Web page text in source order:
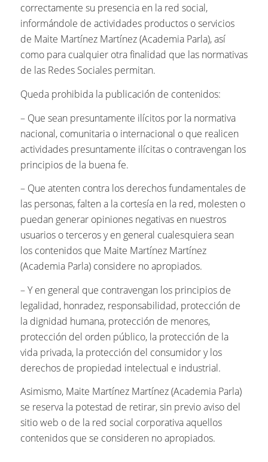
correctamente su presencia en la red social,
informándole de actividades productos o servicios
de Maite Martínez Martínez (Academia Parla), así
como para cualquier otra finalidad que las normativas
de las Redes Sociales permitan.
Queda prohibida la publicación de contenidos:
– Que sean presuntamente ilícitos por la normativa
nacional, comunitaria o internacional o que realicen
actividades presuntamente ilícitas o contravengan los
principios de la buena fe.
– Que atenten contra los derechos fundamentales de
las personas, falten a la cortesía en la red, molesten o
puedan generar opiniones negativas en nuestros
usuarios o terceros y en general cualesquiera sean
los contenidos que Maite Martínez Martínez
(Academia Parla) considere no apropiados.
– Y en general que contravengan los principios de
legalidad, honradez, responsabilidad, protección de
la dignidad humana, protección de menores,
protección del orden público, la protección de la
vida privada, la protección del consumidor y los
derechos de propiedad intelectual e industrial.
Asimismo, Maite Martínez Martínez (Academia Parla)
se reserva la potestad de retirar, sin previo aviso del
sitio web o de la red social corporativa aquellos
contenidos que se consideren no apropiados.